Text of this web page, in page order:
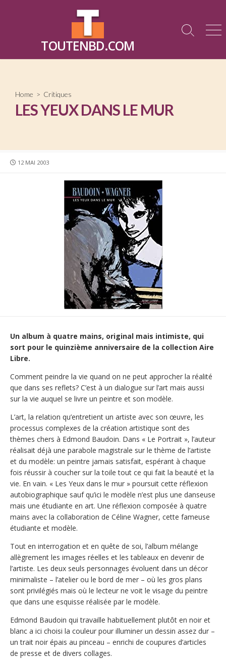
TOUTENBD.COM
Search
Home > Critiques
LES YEUX DANS LE MUR
PUBLISHED
12 MAI 2003
Un album à quatre mains, original mais intimiste, qui
sort pour le quinzième anniversaire de la collection Aire
Libre.
Comment peindre la vie quand on ne peut approcher la réalité
que dans ses reflets? C’est à un dialogue sur l’art mais aussi
sur la vie auquel se livre un peintre et son modèle.
L’art, la relation qu’entretient un artiste avec son œuvre, les
processus complexes de la création artistique sont des
thèmes chers à Edmond Baudoin. Dans « Le Portrait », l’auteur
réalisait déjà une parabole magistrale sur le thème de l’artiste
et du modèle: un peintre jamais satisfait, espérant à chaque
fois réussir à coucher sur la toile tout ce qui fait la beauté et la
vie. En vain. « Les Yeux dans le mur » poursuit cette réflexion
autobiographique sauf qu’ici le modèle n’est plus une danseuse
mais une étudiante en art. Une réflexion composée à quatre
mains avec la collaboration de Céline Wagner, cette fameuse
étudiante et modèle.
Tout en interrogation et en quête de soi, l’album mélange
allègrement les images réelles et les tableaux en devenir de
l’artiste. Les deux seuls personnages évoluent dans un décor
minimaliste – l’atelier ou le bord de mer – où les gros plans
sont privilégiés mais où le lecteur ne voit le visage du peintre
que dans une esquisse réalisée par le modèle.
Edmond Baudoin qui travaille habituellement plutôt en noir et
blanc a ici choisi la couleur pour illuminer un dessin assez dur –
un trait noir épais au pinceau – enrichi de coupures d’articles
de presse et de divers collages.